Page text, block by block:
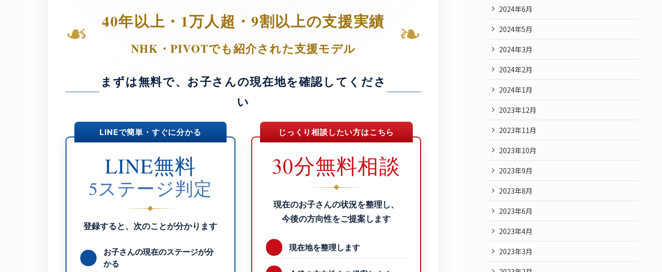
❧ 40年以上・1万人超・9割以上の支援実績
NHK・PIVOTでも紹介された支援モデル ❧
まずは無料で、お子さんの現在地を確認してくださ
い
LINEで簡単・すぐに分かる
LINE無料
5ステージ判定
登録すると、次のことが分かります
お子さんの現在のステージが分
かる
じっくり相談したい方はこちら
30分無料相談
現在のお子さんの状況を整理し、
今後の方向性をご提案します
現在地を整理します
2024年6月
2024年5月
2024年3月
2024年2月
2024年1月
2023年12月
2023年11月
2023年10月
2023年9月
2023年8月
2023年6月
2023年4月
2023年3月